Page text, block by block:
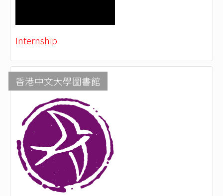
Internship
香港中文大學圖書館